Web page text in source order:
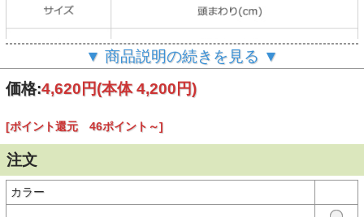
オーバル（楕円状）ロゴがレイアウトされたNEW ERA®（ニューエ
ラ）9TWENTY。
フロント部分に芯がなく柔らかな被り心地が特徴的。 イージースナ
ップ（スナップボタンで着脱できるクロスストラップ）仕様なので、
被らない時はバッグやベルトループなどに簡単に取り付け可能です。
またサイズ調整も可能です。
▼ 商品説明の続きを見る ▼
価格:4,620円(本体 4,200円)
[ポイント還元 46ポイント～]
注文
カラー